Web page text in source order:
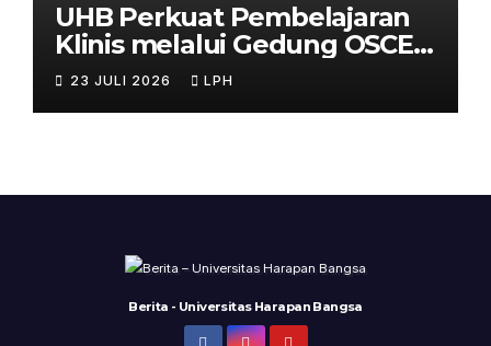
UHB Perkuat Pembelajaran
Klinis melalui Gedung OSCE
Terpadu
23 JULI 2026 LPH
Berita - Universitas Harapan Bangsa